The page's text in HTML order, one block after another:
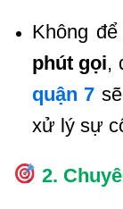
Không
phút gọi,
quận 7
xử lý sự
2.